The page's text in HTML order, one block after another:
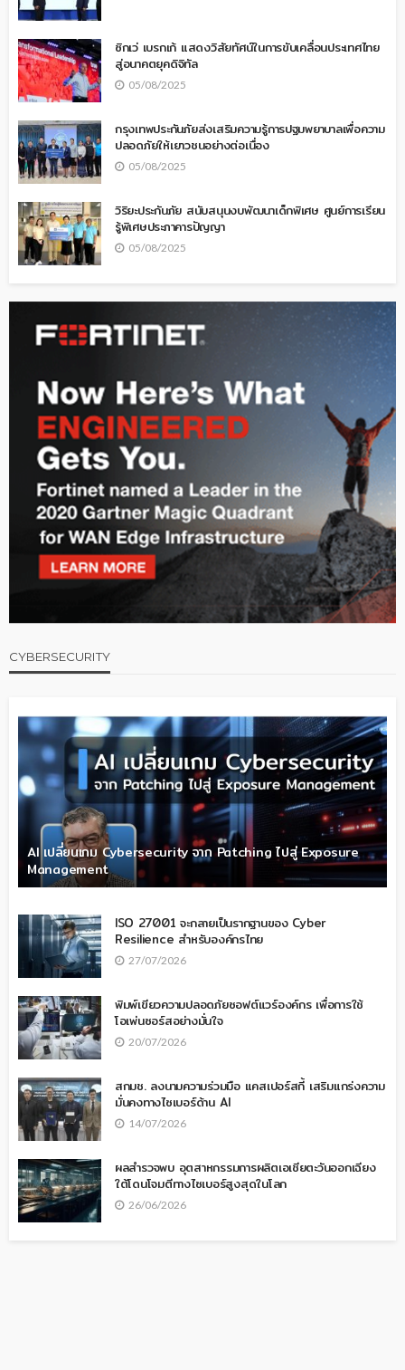
ซิกเว่ เบรกเก้ แสดงวิสัยทัศน์ในการขับเคลื่อนประเทศไทย
สู่อนาคตยุคดิจิทัล
05/08/2025
กรุงเทพประกันภัยส่งเสริมความรู้การปฐมพยาบาลเพื่อความ
ปลอดภัยให้เยาวชนอย่างต่อเนื่อง
05/08/2025
วิริยะประกันภัย สนับสนุนงบพัฒนาเด็กพิเศษ ศูนย์การเรียน
รู้พิเศษประภาคารปัญญา
05/08/2025
CYBERSECURITY
AI เปลี่ยนเกม Cybersecurity จาก Patching ไปสู่ Exposure
Management
ISO 27001 จะกลายเป็นรากฐานของ Cyber
Resilience สำหรับองค์กรไทย
27/07/2026
พิมพ์เขียวความปลอดภัยซอฟต์แวร์องค์กร เพื่อการใช้
โอเพ่นซอร์สอย่างมั่นใจ
20/07/2026
สกมช. ลงนามความร่วมมือ แคสเปอร์สกี้ เสริมแกร่งความ
มั่นคงทางไซเบอร์ด้าน AI
14/07/2026
ผลสำรวจพบ อุตสาหกรรมการผลิตเอเชียตะวันออกเฉียง
ใต้โดนโจมตีทางไซเบอร์สูงสุดในโลก
26/06/2026